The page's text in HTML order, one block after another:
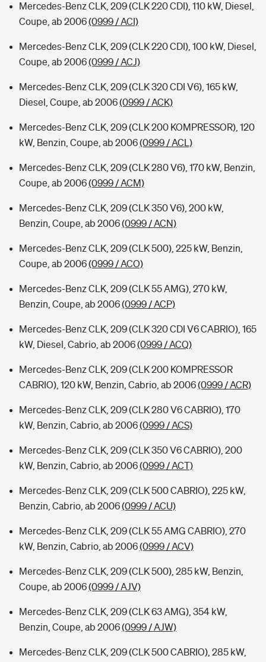
Mercedes-Benz CLK, 209 (CLK 220 CDI), 110 kW, Diesel,
Coupe, ab 2006(0999 / ACI)
Mercedes-Benz CLK, 209 (CLK 220 CDI), 100 kW, Diesel,
Coupe, ab 2006(0999 / ACJ)
Mercedes-Benz CLK, 209 (CLK 320 CDI V6), 165 kW,
Diesel, Coupe, ab 2006(0999 / ACK)
Mercedes-Benz CLK, 209 (CLK 200 KOMPRESSOR), 120
kW, Benzin, Coupe, ab 2006(0999 / ACL)
Mercedes-Benz CLK, 209 (CLK 280 V6), 170 kW, Benzin,
Coupe, ab 2006(0999 / ACM)
Mercedes-Benz CLK, 209 (CLK 350 V6), 200 kW,
Benzin, Coupe, ab 2006(0999 / ACN)
Mercedes-Benz CLK, 209 (CLK 500), 225 kW, Benzin,
Coupe, ab 2006(0999 / ACO)
Mercedes-Benz CLK, 209 (CLK 55 AMG), 270 kW,
Benzin, Coupe, ab 2006(0999 / ACP)
Mercedes-Benz CLK, 209 (CLK 320 CDI V6 CABRIO), 165
kW, Diesel, Cabrio, ab 2006(0999 / ACQ)
Mercedes-Benz CLK, 209 (CLK 200 KOMPRESSOR
CABRIO), 120 kW, Benzin, Cabrio, ab 2006(0999 / ACR)
Mercedes-Benz CLK, 209 (CLK 280 V6 CABRIO), 170
kW, Benzin, Cabrio, ab 2006(0999 / ACS)
Mercedes-Benz CLK, 209 (CLK 350 V6 CABRIO), 200
kW, Benzin, Cabrio, ab 2006(0999 / ACT)
Mercedes-Benz CLK, 209 (CLK 500 CABRIO), 225 kW,
Benzin, Cabrio, ab 2006(0999 / ACU)
Mercedes-Benz CLK, 209 (CLK 55 AMG CABRIO), 270
kW, Benzin, Cabrio, ab 2006(0999 / ACV)
Mercedes-Benz CLK, 209 (CLK 500), 285 kW, Benzin,
Coupe, ab 2006(0999 / AJV)
Mercedes-Benz CLK, 209 (CLK 63 AMG), 354 kW,
Benzin, Coupe, ab 2006(0999 / AJW)
Mercedes-Benz CLK, 209 (CLK 500 CABRIO), 285 kW,